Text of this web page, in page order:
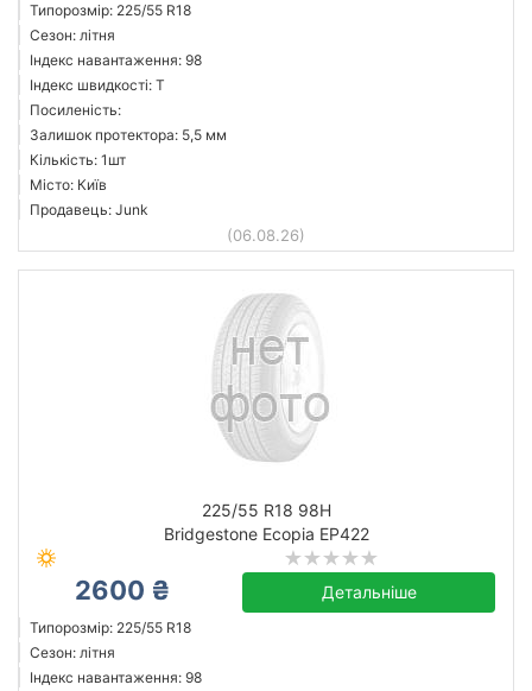
Типорозмір: 225/55 R18
Сезон: літня
Індекс навантаження: 98
Індекс швидкості: T
Посиленість:
Залишок протектора: 5,5 мм
Кількість: 1шт
Місто: Київ
Продавець: Junk
(06.08.26)
225/55 R18 98H
Bridgestone Ecopia EP422
2600 ₴ Детальніше
Типорозмір: 225/55 R18
Сезон: літня
Індекс навантаження: 98